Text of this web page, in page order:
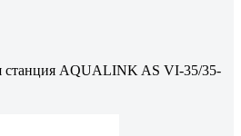
станция AQUALINK AS VI-35/35-